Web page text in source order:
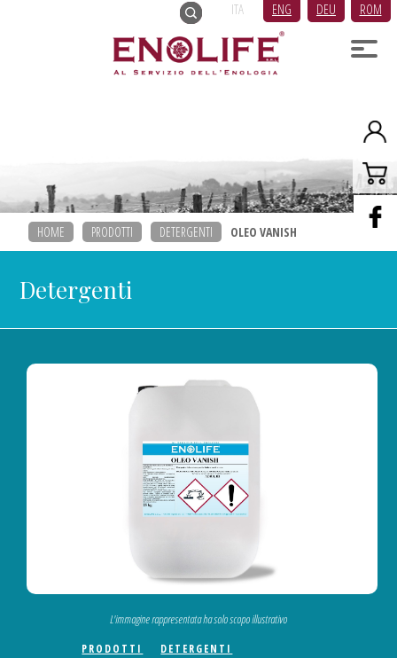
ITA ENG DEU ROM
HOME PRODOTTI DETERGENTI OLEO VANISH
Detergenti
L'immagine rappresentata ha solo scopo illustrativo
PRODOTTI DETERGENTI